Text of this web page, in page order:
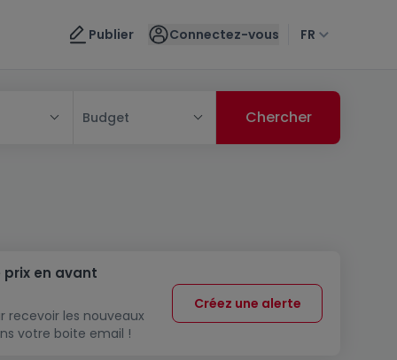
Publier Connectez-vous FR
Budget
prix en avant
les nouveaux
votre boite email !
Créez une alerte